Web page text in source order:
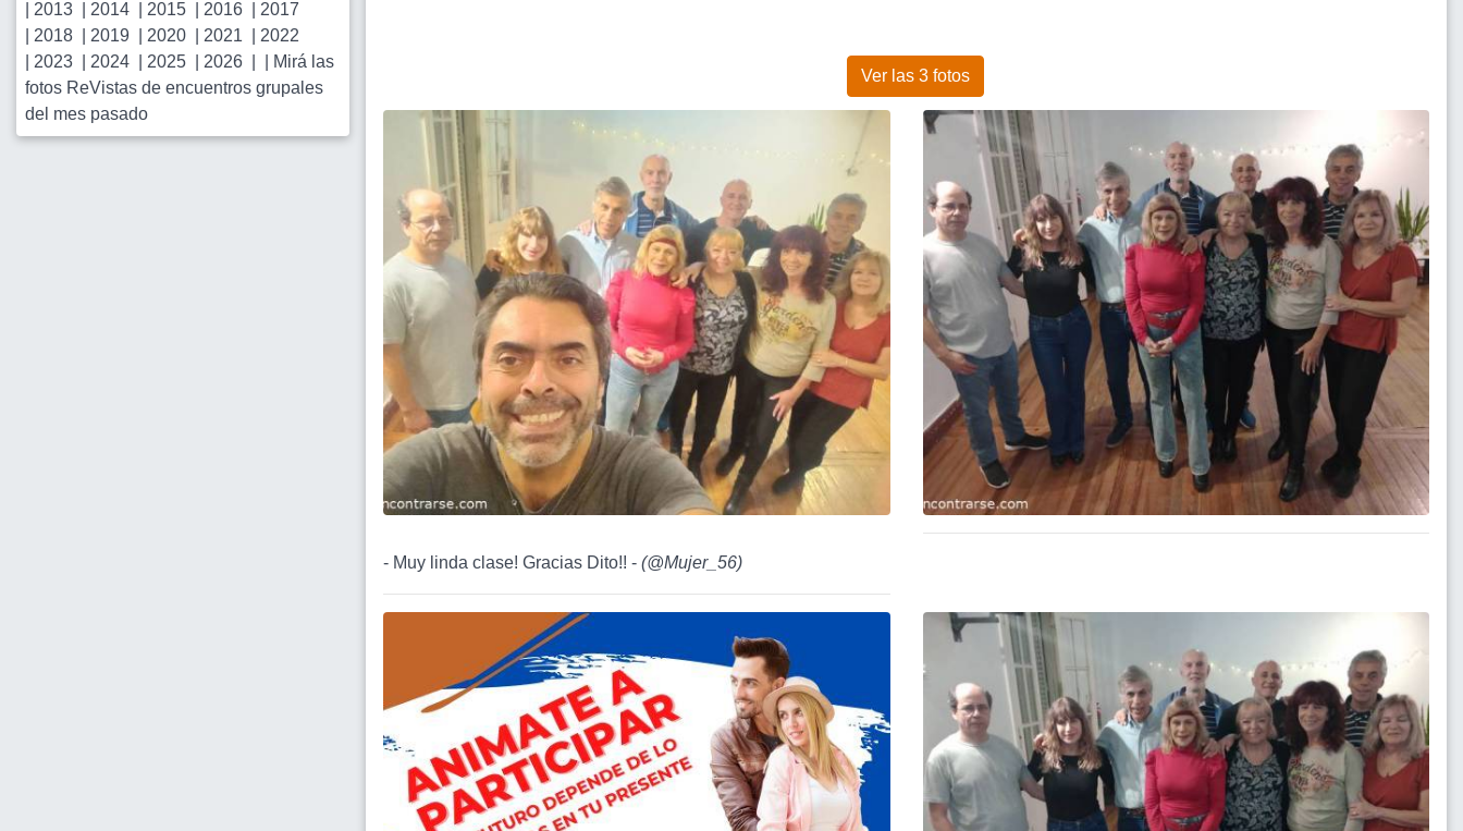
2013 2014 2015 2016
2017
2018 2019 2020 2021
2022
2023 2024 2025 2026
Mirá las
fotos ReVistas de encuentros grupales
del mes pasado
Ver las 3 fotos
- Muy linda clase! Gracias Dito!! - (@Mujer_56)